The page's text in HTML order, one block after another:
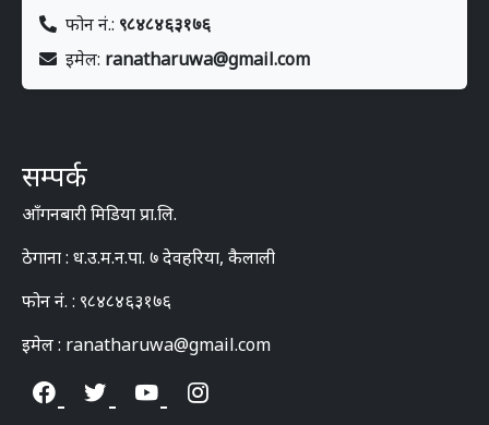
फोन नं.: ९८४८४६३१७६
इमेल: ranatharuwa@gmail.com
सम्पर्क
आँगनबारी मिडिया प्रा.लि.
ठेगाना : ध.उ.म.न.पा. ७ देवहरिया, कैलाली
फोन नं. : ९८४८४६३१७६
इमेल : ranatharuwa@gmail.com